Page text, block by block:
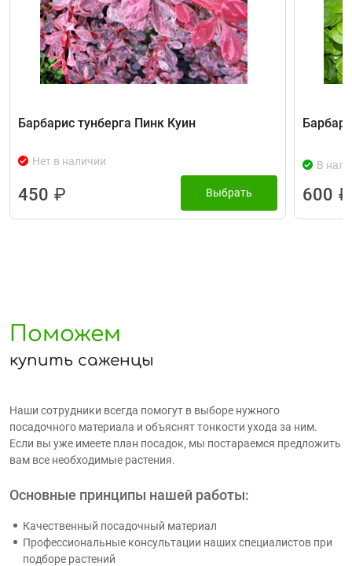
Барбарис тунберга Пинк Куин
Нет в наличии
450 ₽ Выбрать
В
600 ₽
Поможем
купить саженцы
Наши сотрудники всегда помогут в выборе нужного
посадочного материала и объяснят тонкости ухода за ним.
Если вы уже имеете план посадок, мы постараемся предложить
вам все необходимые растения.
Основные принципы нашей работы:
Качественный посадочный материал
Профессиональные консультации наших специалистов при
подборе растений